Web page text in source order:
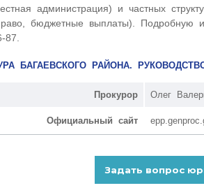
администрация) и частных
бюджетные выплаты). Подробную
87.
БАГАЕВСКОГО РАЙОНА.
Прокурор Олег
Официальный сайт